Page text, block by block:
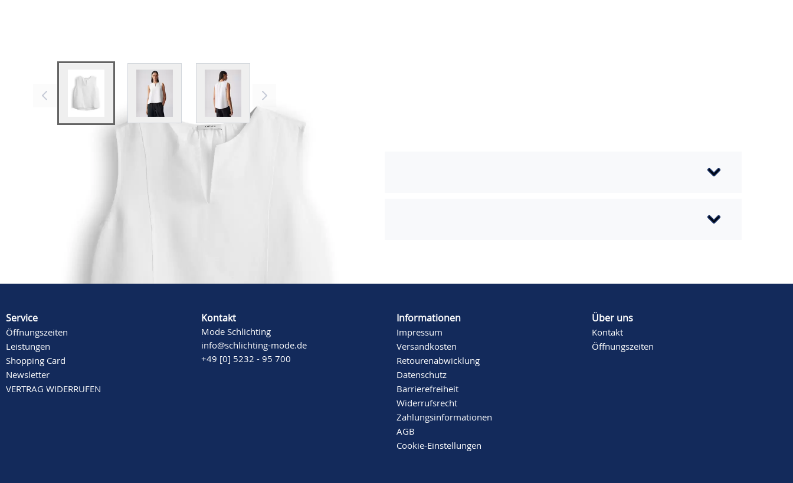
View larger image View larger imageView larger image
Mehr Informationen
Service
Öffnungszeiten
Leistungen
Shopping Card
Newsletter
VERTRAG WIDERRUFEN
Kontakt
Mode Schlichting
info@schlichting-mode.de
+49 [0] 5232 - 95 700
Informationen
Impressum
Versandkosten
Retourenabwicklung
Datenschutz
Barrierefreiheit
Widerrufsrecht
Zahlungsinformationen
AGB
Cookie-Einstellungen
Über uns
Kontakt
Öffnungszeiten